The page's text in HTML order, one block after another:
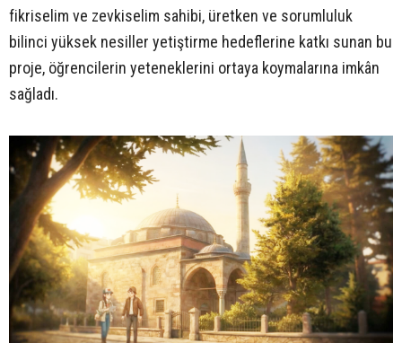
fikriselim ve zevkiselim sahibi, üretken ve sorumluluk
bilinci yüksek nesiller yetiştirme hedeflerine katkı sunan bu
proje, öğrencilerin yeteneklerini ortaya koymalarına imkân
sağladı.